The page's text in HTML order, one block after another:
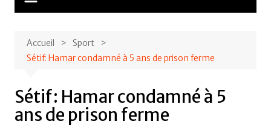
Accueil
Sport
Sétif: Hamar condamné à 5 ans de prison ferme
Sétif: Hamar condamné à 5
ans de prison ferme